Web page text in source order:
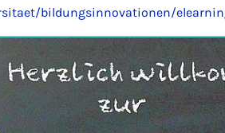
bildungsinnovationen/